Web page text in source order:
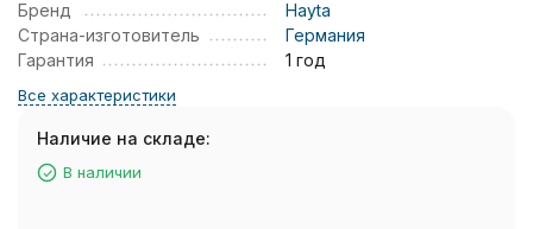
Бренд
Hayta
Страна-изготовитель
Германия
Гарантия
1 год
Все характеристики
Наличие на складе:
В наличии